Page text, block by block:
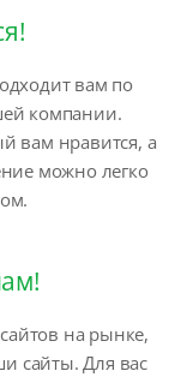
вам по
компании.
вам нравится, а
можно легко
на рынке,
сайты. Для вас